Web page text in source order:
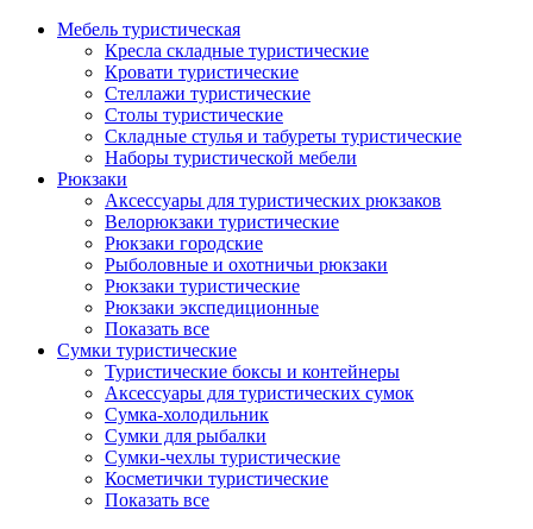
Мебель туристическая
Кресла складные туристические
Кровати туристические
Стеллажи туристические
Столы туристические
Складные стулья и табуреты туристические
Наборы туристической мебели
Рюкзаки
Аксессуары для туристических рюкзаков
Велорюкзаки туристические
Рюкзаки городские
Рыболовные и охотничьи рюкзаки
Рюкзаки туристические
Рюкзаки экспедиционные
Показать все
Сумки туристические
Туристические боксы и контейнеры
Аксессуары для туристических сумок
Сумка-холодильник
Сумки для рыбалки
Сумки-чехлы туристические
Косметички туристические
Показать все